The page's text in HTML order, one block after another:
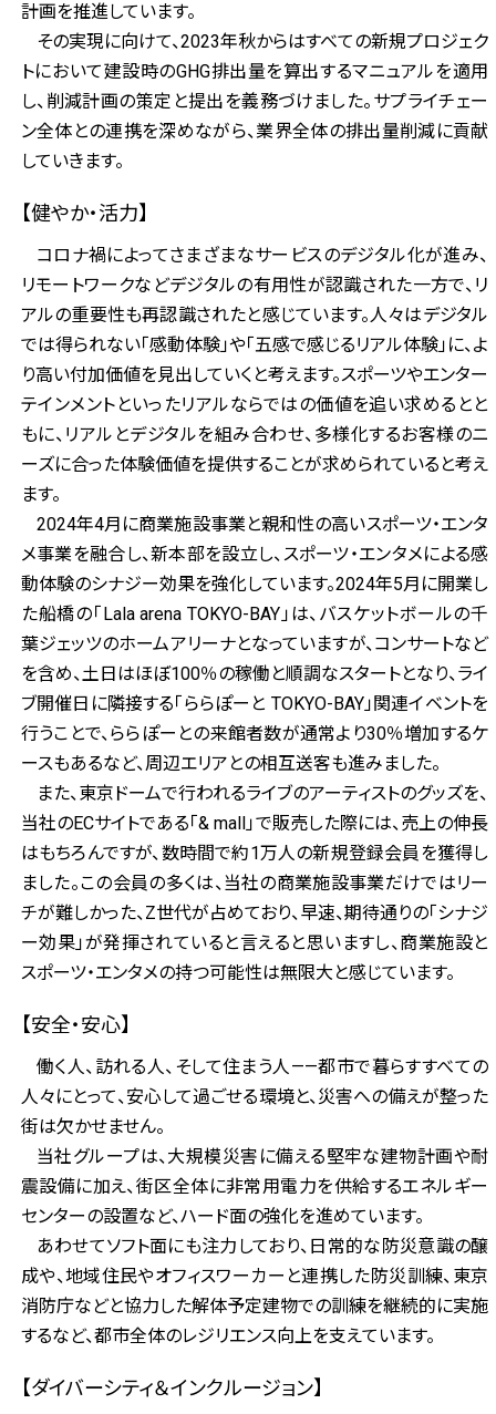
計画を推進しています。
その実現に向けて、2023年秋からはすべての新規プロジェク
トにおいて建設時のGHG排出量を算出するマニュアルを適用
し、削減計画の策定と提出を義務づけました。サプライチェー
ン全体との連携を深めながら、業界全体の排出量削減に貢献
していきます。
【健やか・活力】
コロナ禍によってさまざまなサービスのデジタル化が進み、
リモートワークなどデジタルの有用性が認識された一方で、リ
アルの重要性も再認識されたと感じています。人々はデジタル
では得られない「感動体験」や「五感で感じるリアル体験」に、よ
り高い付加価値を見出していくと考えます。スポーツやエンター
テインメントといったリアルならではの価値を追い求めるとと
もに、リアルとデジタルを組み合わせ、多様化するお客様のニ
ーズに合った体験価値を提供することが求められていると考え
ます。
2024年4月に商業施設事業と親和性の高いスポーツ・エンタ
メ事業を融合し、新本部を設立し、スポーツ・エンタメによる感
動体験のシナジー効果を強化しています。2024年5月に開業し
た船橋の「Lala arena TOKYO-BAY」は、バスケットボールの千
葉ジェッツのホームアリーナとなっていますが、コンサートなど
を含め、土日はほぼ100％の稼働と順調なスタートとなり、ライ
ブ開催日に隣接する「ららぽーと TOKYO-BAY」関連イベントを
行うことで、ららぽーとの来館者数が通常より30％増加するケ
ースもあるなど、周辺エリアとの相互送客も進みました。
また、東京ドームで行われるライブのアーティストのグッズを、
当社のECサイトである「& mall」で販売した際には、売上の伸長
はもちろんですが、数時間で約1万人の新規登録会員を獲得し
ました。この会員の多くは、当社の商業施設事業だけではリー
チが難しかった、Z世代が占めており、早速、期待通りの「シナジ
ー効果」が発揮されていると言えると思いますし、商業施設と
スポーツ・エンタメの持つ可能性は無限大と感じています。
【安全・安心】
働く人、訪れる人、そして住まう人——都市で暮らすすべての
人々にとって、安心して過ごせる環境と、災害への備えが整った
街は欠かせません。
当社グループは、大規模災害に備える堅牢な建物計画や耐
震設備に加え、街区全体に非常用電力を供給するエネルギー
センターの設置など、ハード面の強化を進めています。
あわせてソフト面にも注力しており、日常的な防災意識の醸
成や、地域住民やオフィスワーカーと連携した防災訓練、東京
消防庁などと協力した解体予定建物での訓練を継続的に実施
するなど、都市全体のレジリエンス向上を支えています。
【ダイバーシティ＆インクルージョン】